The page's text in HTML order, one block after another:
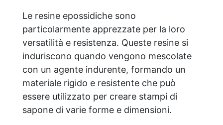
garantendo la sicurezza per chi è
sensibile o intollerante. Utilizzate olio di
palma nei vostri prodotti? No, tutti i
nostri prodotti sono totalmente privi di
olio di palma. Ci impegniamo a offrire
alternative sostenibili, come l'olio di
cocco. I vostri saponi contengono Soda
Caustica ? Ovviamente: la soda caustica
(o prodotti simili) è usata nei saponi, sia
artigianali che industriali; ma la base del
Le resine epossidiche sono
particolarmente apprezzate per la loro
versatilità e resistenza. Queste resine si
induriscono quando vengono mescolate
con un agente indurente, formando un
materiale rigido e resistente che può
essere utilizzato per creare stampi di
sapone di varie forme e dimensioni.